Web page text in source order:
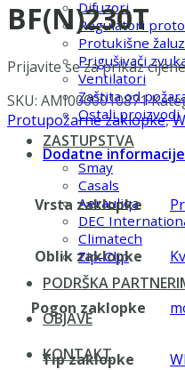
Difuzori
Regulatori
Protukišne
Prigušivači
Ventilatori
Zaštita od
Ostali proizvodi
ZASTUPSTVA
Smay
Casals
Aerauliqa
DEC
Climatech
Zip-Clip
PODRŠKA
OBJAVE
KONTAKT
BF(N)230T
Prijavite se za prikaz cijene
SKU: AMI0000010871
Protupožarne zaklopke,
Dodatne informacije
Vrsta zaklopke
Oblik zaklopke
Pogon zaklopke
Tip zaklopke